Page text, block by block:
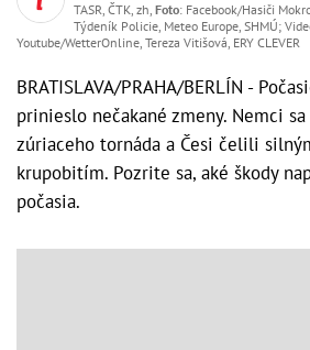
TASR, ČTK, zh, Foto: Facebook/Hasiči
Týdeník Policie, Meteo Europe, SHMÚ;
Youtube/WetterOnline, Tereza Vitišová, ERY CLEVER
BRATISLAVA/PRAHA/BERLÍN -
prinieslo nečakané zmeny. Nemci
zúriaceho tornáda a Česi čelili
krupobitím. Pozrite sa, aké škody
počasia.